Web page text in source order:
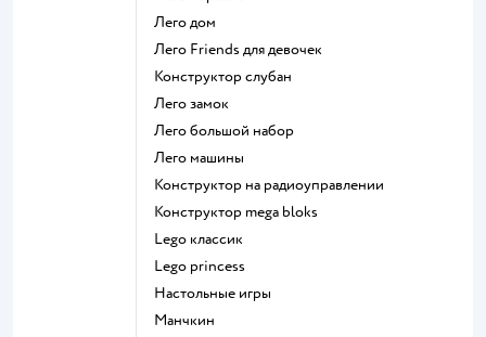
Лего дом
Лего Friends для девочек
Конструктор слубан
Лего замок
Лего большой набор
Лего машины
Конструктор на радиоуправлении
Конструктор mega bloks
Lego классик
Lego princess
Настольные игры
Манчкин